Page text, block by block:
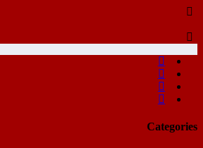
Categories